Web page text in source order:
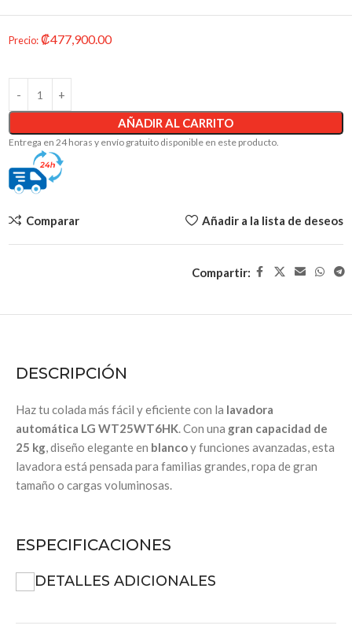
Precio:₡477,900.00
AÑADIR AL CARRITO
Entrega en 24 horas y envío gratuito disponible en este producto.
Comparar Añadir a la lista de deseos
Compartir:
DESCRIPCIÓN
Haz tu colada más fácil y eficiente con la lavadora
automática LG WT25WT6HK. Con una gran capacidad de
25 kg, diseño elegante en blancoy funciones avanzadas, esta
lavadora está pensada para familias grandes, ropa de gran
tamaño o cargas voluminosas.
ESPECIFICACIONES
DETALLES ADICIONALES